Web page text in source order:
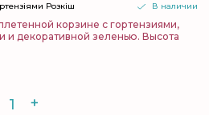
В наличии
Розкіш
корзине с гортензиями,
и декоративной зеленью. Высота
+